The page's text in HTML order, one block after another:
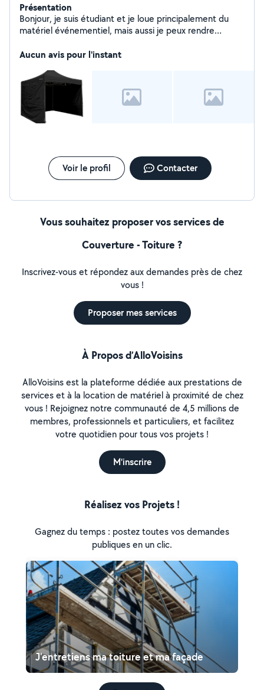
Présentation
Bonjour, je suis étudiant et je loue principalement du
matériel événementiel, mais aussi je peux rendre
Aucun avis pour l'instant
Voir le profil Contacter
Vous souhaitez proposer vos services de
Couverture - Toiture ?
Inscrivez-vous et répondez aux demandes près de chez
vous !
Proposer mes services
À Propos d’AlloVoisins
AlloVoisins est la plateforme dédiée aux prestations de
services et à la location de matériel à proximité de chez
vous ! Rejoignez notre communauté de 4,5 millions de
membres, professionnels et particuliers, et facilitez
votre quotidien pour tous vos projets !
M'inscrire
Réalisez vos Projets !
Gagnez du temps : postez toutes vos demandes
publiques en un clic.
J'entretiens ma toiture et ma façade